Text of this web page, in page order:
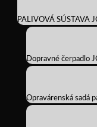
PALIVOVÁ SÚSTAVA
Dopravné čerpadlo
Opravárenská sadá